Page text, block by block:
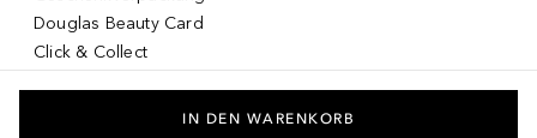
Douglas Beauty Card
Click & Collect
IN DEN WARENKORB